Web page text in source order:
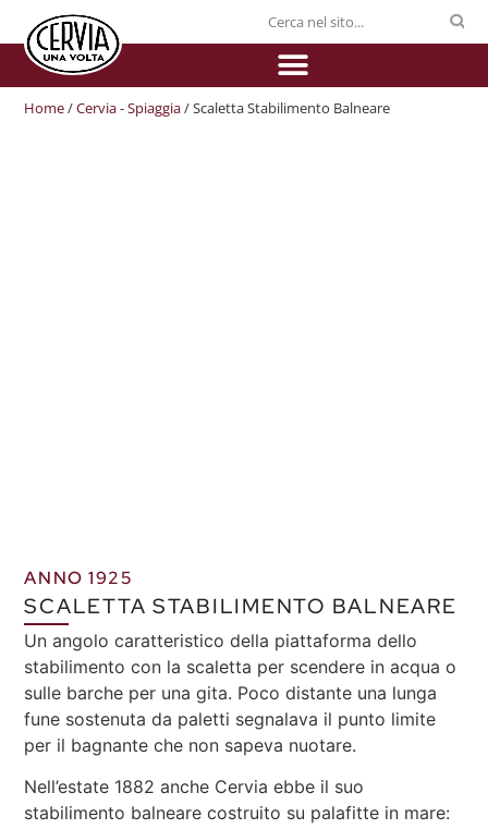
Home/Cervia - Spiaggia/ Scaletta Stabilimento Balneare
ANNO 1925
SCALETTA STABILIMENTO BALNEARE
Un angolo caratteristico della piattaforma dello
stabilimento con la scaletta per scendere in acqua o
sulle barche per una gita. Poco distante una lunga
fune sostenuta da paletti segnalava il punto limite
per il bagnante che non sapeva nuotare.
Nell’estate 1882 anche Cervia ebbe il suo
stabilimento balneare costruito su palafitte in mare: